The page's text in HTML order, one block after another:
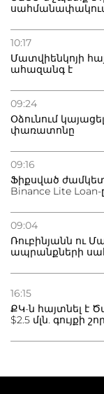
10:17
Մատվիենկոյի
ահազանգ է
09:24
Օձունում
փառատոնը
09:16
Ֆիքսված
Binance Lite Loan-
09:04
Ռուբինյանն ու
ապրանքների
16:15
ՔԿ-ն հայտնել է
$2.5 մլն. գույքի